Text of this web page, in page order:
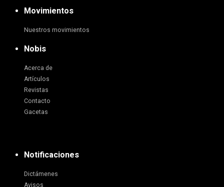
Movimientos
Nuestros movimientos
Nobis
Acerca de
Artículos
Revistas
Contacto
Gacetas
Notificaciones
Dictámenes
Avisos